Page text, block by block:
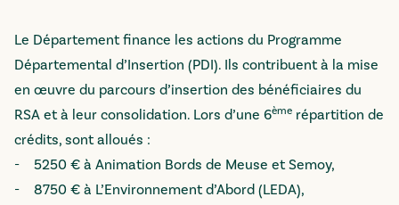
Le Département finance les actions du Programme
Départemental d’Insertion (PDI). Ils contribuent à la mise
en œuvre du parcours d’insertion des bénéficiaires du
RSA et à leur consolidation. Lors d’une 6ème répartition de
crédits, sont alloués :
- 5250 € à Animation Bords de Meuse et Semoy,
- 8750 € à L’Environnement d’Abord (LEDA),